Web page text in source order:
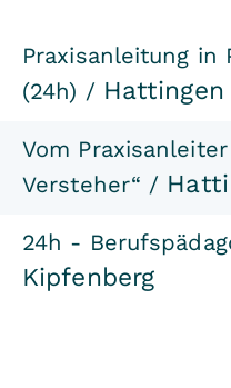
Praxisanleitung in
(24h) / Hattingen
Vom
Versteher“ /
24h -
Kipfenberg